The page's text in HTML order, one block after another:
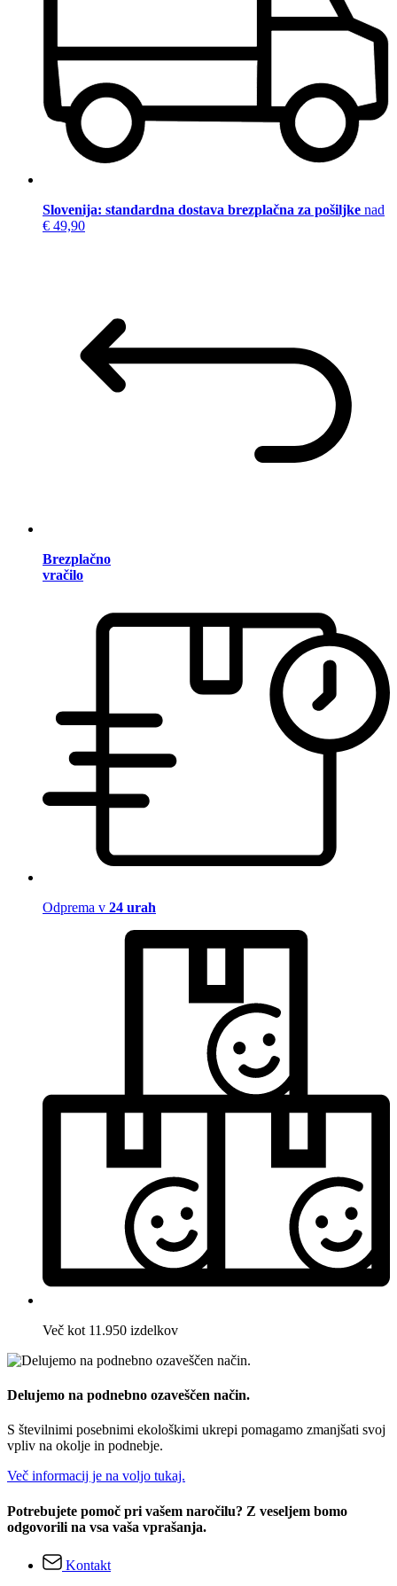
Slovenija: standardna dostava brezplačna za pošiljke nad
€ 49,90
Brezplačno
vračilo
Odprema v 24 urah
Več kot 11.950 izdelkov
Delujemo na podnebno ozaveščen način.
S številnimi posebnimi ekološkimi ukrepi pomagamo zmanjšati svoj
vpliv na okolje in podnebje.
Več informacij je na voljo tukaj.
Potrebujete pomoč pri vašem naročilu? Z veseljem bomo
odgovorili na vsa vaša vprašanja.
Kontakt